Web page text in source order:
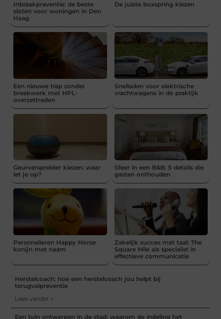
Inbraakpreventie: de beste
sloten voor woningen in Den
Haag
De juiste boxspring kiezen
Een nieuwe trap zonder
breekwerk met HPL-
overzettreden
Snelladen voor elektrische
vrachtwagens in de praktijk
Geurverspreider kiezen: waar
let je op?
Sfeer in een B&B: 5 details die
gasten onthouden
Personalieren Happy Horse
konijn met naam
Zakelijk succes met taal: The
Square Mile als specialist in
effectieve communicatie
Herstelcoach: hoe een herstelcoach jou helpt bij
terugvalpreventie
Lees verder »
Een tuin ontwerpen in de stad: waarom de indeling het